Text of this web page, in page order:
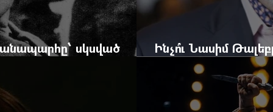
սկսված
Ինչո՞ւ Նասիմ
հրավերքը և